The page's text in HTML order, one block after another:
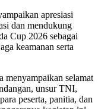
apresiasi
dan mendukung
Cup 2026 sebagai
keamanan serta
menyampaikan selamat
unsur TNI,
peserta, panitia, dan